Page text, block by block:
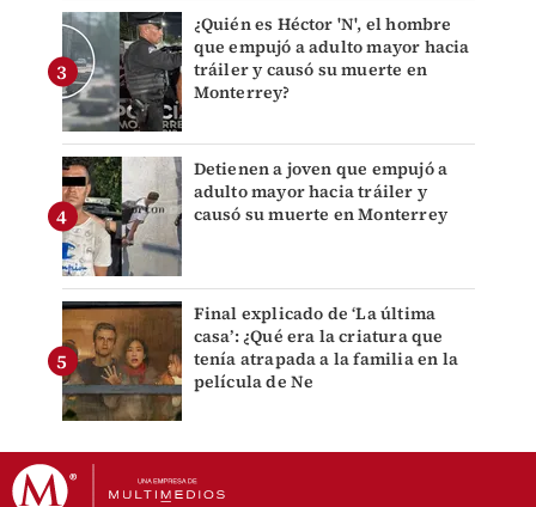
¿Quién es Héctor 'N', el hombre
que empujó a adulto mayor hacia
tráiler y causó su muerte en
Monterrey?
Detienen a joven que empujó a
adulto mayor hacia tráiler y
causó su muerte en Monterrey
Final explicado de ‘La última
casa’: ¿Qué era la criatura que
tenía atrapada a la familia en la
película de Ne